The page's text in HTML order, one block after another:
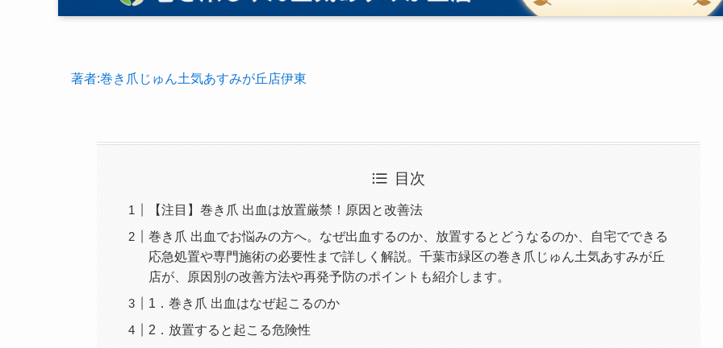
著者:巻き爪じゅん土気あすみが丘店伊東
目次
【注目】巻き爪 出血は放置厳禁！原因と改善法
巻き爪 出血でお悩みの方へ。なぜ出血するのか、放置するとどうなるのか、自宅でできる
応急処置や専門施術の必要性まで詳しく解説。千葉市緑区の巻き爪じゅん土気あすみが丘
店が、原因別の改善方法や再発予防のポイントも紹介します。
1．巻き爪 出血はなぜ起こるのか
2．放置すると起こる危険性